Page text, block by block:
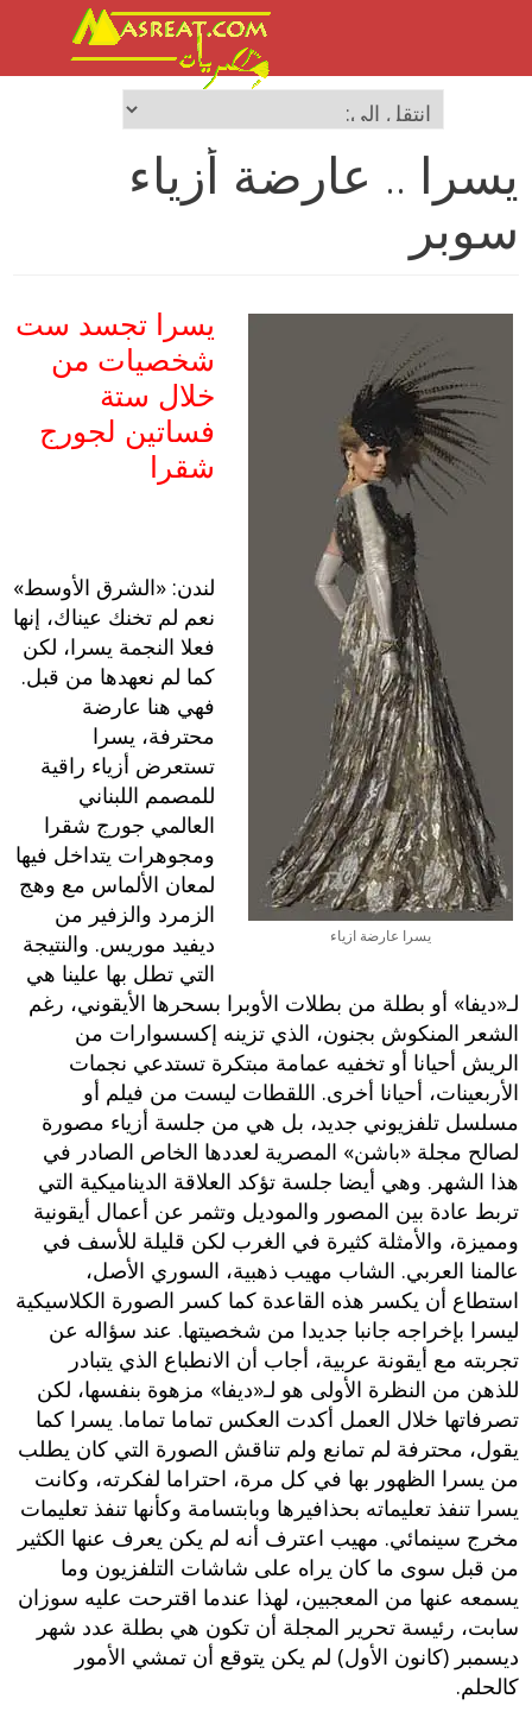
يسرا .. عارضة أزياء
سوبر
يسرا عارضة ازياء
يسرا تجسد ست
شخصيات من
خلال ستة
فساتين لجورج
شقرا
لندن: «الشرق الأوسط»
نعم لم تخنك عيناك، إنها
فعلا النجمة يسرا، لكن
كما لم نعهدها من قبل.
فهي هنا عارضة
محترفة، يسرا
تستعرض أزياء راقية
للمصمم اللبناني
العالمي جورج شقرا
ومجوهرات يتداخل فيها
لمعان الألماس مع وهج
الزمرد والزفير من
ديفيد موريس. والنتيجة
التي تطل بها علينا هي
لـ«ديفا» أو بطلة من بطلات الأوبرا بسحرها الأيقوني، رغم
الشعر المنكوش بجنون، الذي تزينه إكسسوارات من
الريش أحيانا أو تخفيه عمامة مبتكرة تستدعي نجمات
الأربعينات، أحيانا أخرى. اللقطات ليست من فيلم أو
مسلسل تلفزيوني جديد، بل هي من جلسة أزياء مصورة
لصالح مجلة «باشن» المصرية لعددها الخاص الصادر في
هذا الشهر. وهي أيضا جلسة تؤكد العلاقة الديناميكية التي
تربط عادة بين المصور والموديل وتثمر عن أعمال أيقونية
ومميزة، والأمثلة كثيرة في الغرب لكن قليلة للأسف في
عالمنا العربي. الشاب مهيب ذهبية، السوري الأصل،
استطاع أن يكسر هذه القاعدة كما كسر الصورة الكلاسيكية
ليسرا بإخراجه جانبا جديدا من شخصيتها. عند سؤاله عن
تجربته مع أيقونة عربية، أجاب أن الانطباع الذي يتبادر
للذهن من النظرة الأولى هو لـ«ديفا» مزهوة بنفسها، لكن
تصرفاتها خلال العمل أكدت العكس تماما تماما. يسرا كما
يقول، محترفة لم تمانع ولم تناقش الصورة التي كان يطلب
من يسرا الظهور بها في كل مرة، احتراما لفكرته، وكانت
يسرا تنفذ تعليماته بحذافيرها وبابتسامة وكأنها تنفذ تعليمات
مخرج سينمائي. مهيب اعترف أنه لم يكن يعرف عنها الكثير
من قبل سوى ما كان يراه على شاشات التلفزيون وما
يسمعه عنها من المعجبين، لهذا عندما اقترحت عليه سوزان
سابت، رئيسة تحرير المجلة أن تكون هي بطلة عدد شهر
ديسمبر (كانون الأول) لم يكن يتوقع أن تمشي الأمور
كالحلم.